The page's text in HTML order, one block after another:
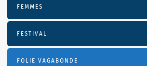
FEMMES
FESTIVAL
FOLIE VAGABONDE